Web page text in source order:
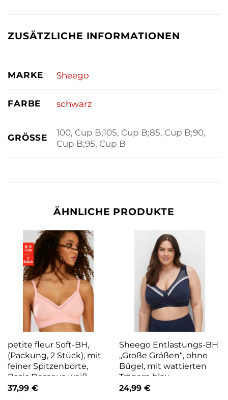
ZUSÄTZLICHE INFORMATIONEN
MARKE Sheego
FARBE schwarz
GRÖSSE
100, Cup B;105, Cup B;85, Cup B;90,
Cup B;95, Cup B
ÄHNLICHE PRODUKTE
petite fleur Soft-BH,
(Packung, 2 Stück), mit
feiner Spitzenborte,
Basic Dessous weiß
37,99 €
Sheego Entlastungs-BH
„Große Größen“, ohne
Bügel, mit wattierten
Trägern blau
24,99 €